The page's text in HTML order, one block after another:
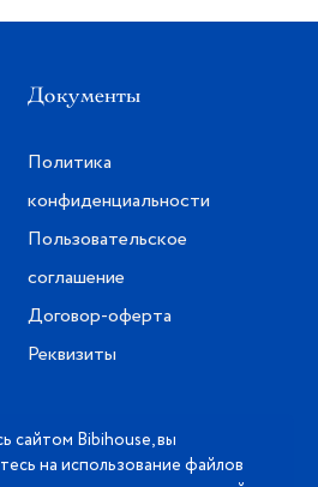
Документы
Политика
конфиденциальности
Пользовательское
соглашение
Договор-оферта
Реквизиты
сайтом Bibihouse, вы
на использование файлов